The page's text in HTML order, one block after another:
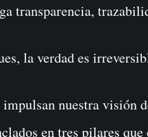
transparencia,
la verdad es
impulsan nuestra
en tres pilares